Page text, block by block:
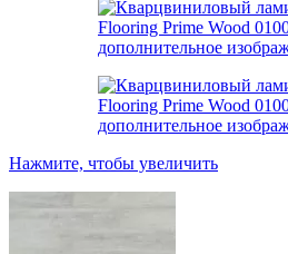
Нажмите, чтобы увеличить